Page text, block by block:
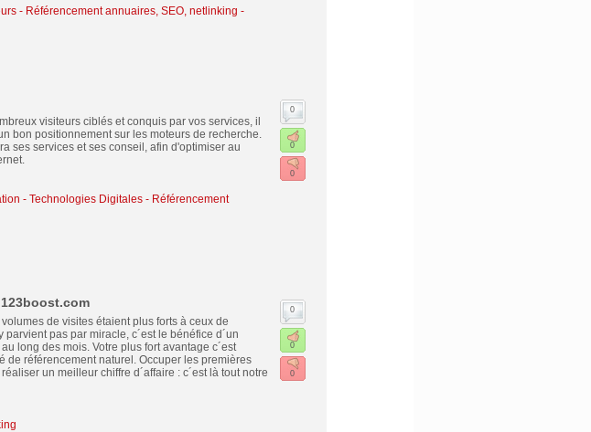
- Référencement annuaires, SEO, netlinking -
visiteurs ciblés et conquis par vos services, il
bon positionnement sur les moteurs de recherche.
ses services et ses conseil, afin d'optimiser au
- Technologies Digitales- Référencement
0
0
0
de visites étaient plus forts à ceux de
pas par miracle, c´est le bénéfice d´un
long des mois. Votre plus fort avantage c´est
de référencement naturel. Occuper les premières
un meilleur chiffre d´affaire : c´est là tout notre
0
0
0